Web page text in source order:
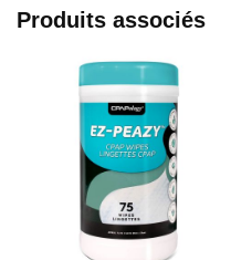
Produits associés